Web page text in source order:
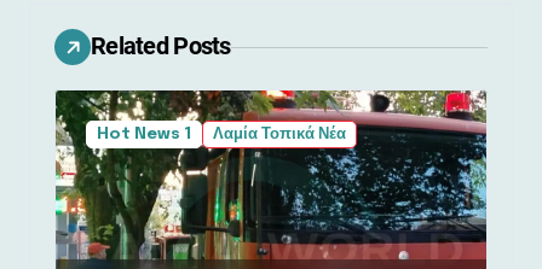
ά
ρ
θ
ρ
ω
Related Posts
Hot News 1 Λαμία Τοπικά Νέα